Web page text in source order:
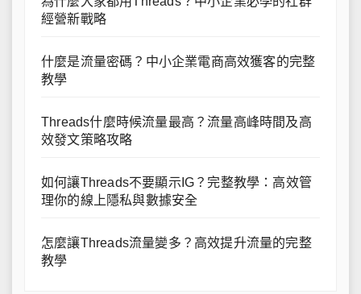
經營新戰略
什麼是流量密碼？中小企業電商高效獲客的完整
教學
Threads什麼時候流量最高？流量高峰時間及高
效發文策略攻略
如何讓Threads不要顯示IG？完整教學：高效管
理你的線上隱私與數據安全
怎麼讓Threads流量變多？高效提升流量的完整
教學